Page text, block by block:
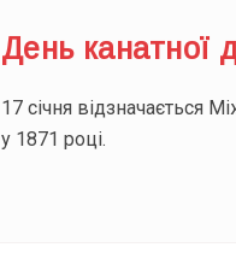
День канатної
17 січня відзначається
у 1871 році.